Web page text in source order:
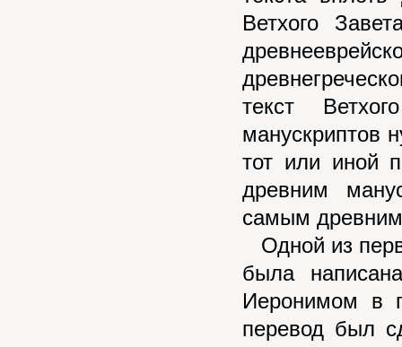
Ветхого
текст
манускриптов
тот или иной
древним
самым
Одной из
была
Иеронимом в
перевод был